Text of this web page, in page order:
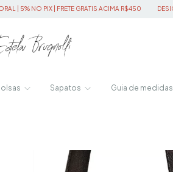
GRATIS ACIMA R$450 DESIGN AUTORAL | 5%
Sapatos Guia de medidas